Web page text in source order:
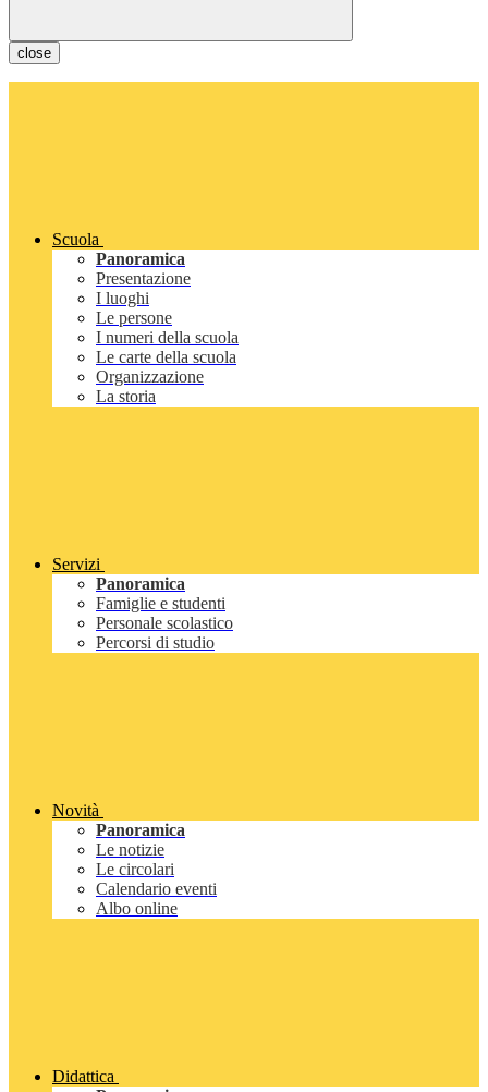
close
Scuola
Panoramica
Presentazione
I luoghi
Le persone
I numeri della scuola
Le carte della scuola
Organizzazione
La storia
Servizi
Panoramica
Famiglie e studenti
Personale scolastico
Percorsi di studio
Novità
Panoramica
Le notizie
Le circolari
Calendario eventi
Albo online
Didattica